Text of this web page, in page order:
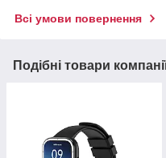
Всі умови повернення
Подібні товари